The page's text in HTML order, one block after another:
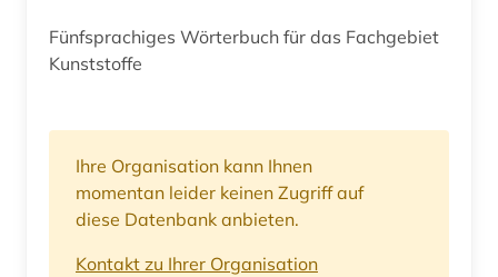
Fünfsprachiges Wörterbuch für das Fachgebiet
Kunststoffe
Ihre Organisation kann Ihnen
momentan leider keinen Zugriff auf
diese Datenbank anbieten.
Kontakt zu Ihrer Organisation